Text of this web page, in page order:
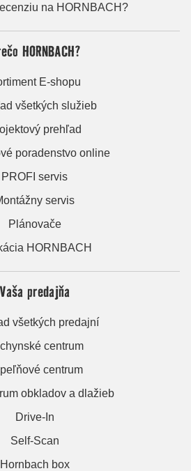
na HORNBACH?
HORNBACH?
E-shopu
všetkých služieb
prehľad
poradenstvo online
PROFI servis
servis
Plánovače
HORNBACH
Vaša predajňa
všetkých predajní
centrum
centrum
obkladov a dlažieb
Drive-In
Self-Scan
Hornbach box